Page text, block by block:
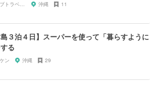
ウェブトラベル 溝部 沖縄 11
島３泊４日】スーパーを使って「暮らすように
る
ン 沖縄 29